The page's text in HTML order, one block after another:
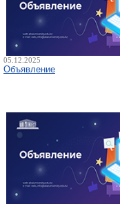
05.12.2025
Объявление